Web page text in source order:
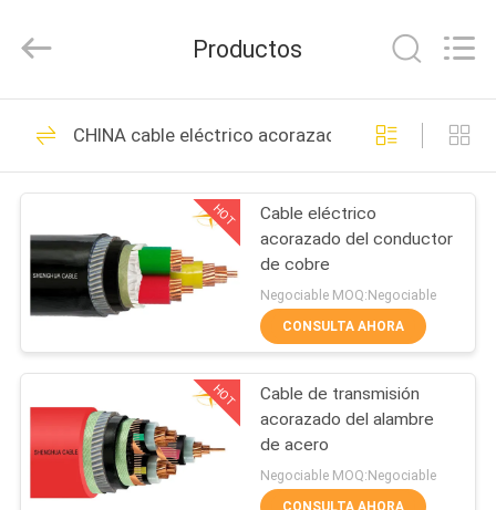
INICIO
PRODUCTOS
VIDEOS
SHOW
SOBRE
NOSOTROS
Cable
(Group)
All
Reserved.
XLPE aisló el cable
de alimentación
306
cable eléctrico
acorazado
244
Productos
CHINA cable eléctrico acorazado
HOT
Cable eléctrico
acorazado del conductor
de cobre
Negociable MOQ:Negociable
CONSULTA AHORA
HOT
Cable de transmisión
acorazado del alambre
de acero
Negociable MOQ:Negociable
CONSULTA AHORA